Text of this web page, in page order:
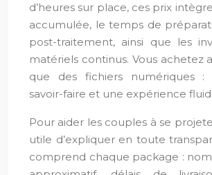
d’heures sur place, ces prix
accumulée, le temps de
post-traitement, ainsi que les
matériels continus. Vous achetez
que des fichiers numériques :
savoir-faire et une expérience
Pour aider les couples à se
utile d’expliquer en toute
comprend chaque package :